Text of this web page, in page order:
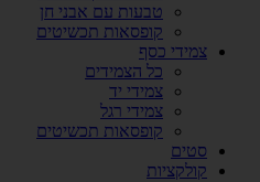
טבעות עם אבני חן
קופסאות תכשיטים
צמידי כסף
כל הצמידים
צמידי יד
צמידי רגל
קופסאות תכשיטים
סטים
קולקציות